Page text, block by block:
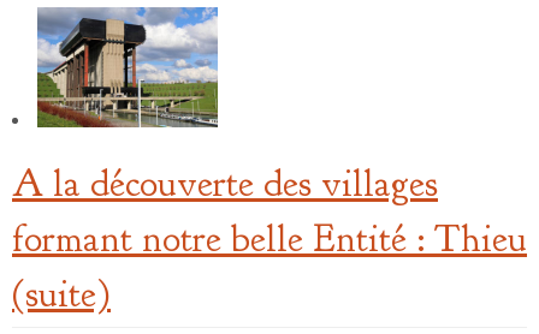
A la découverte des villages
formant notre belle Entité : Thieu
(suite)